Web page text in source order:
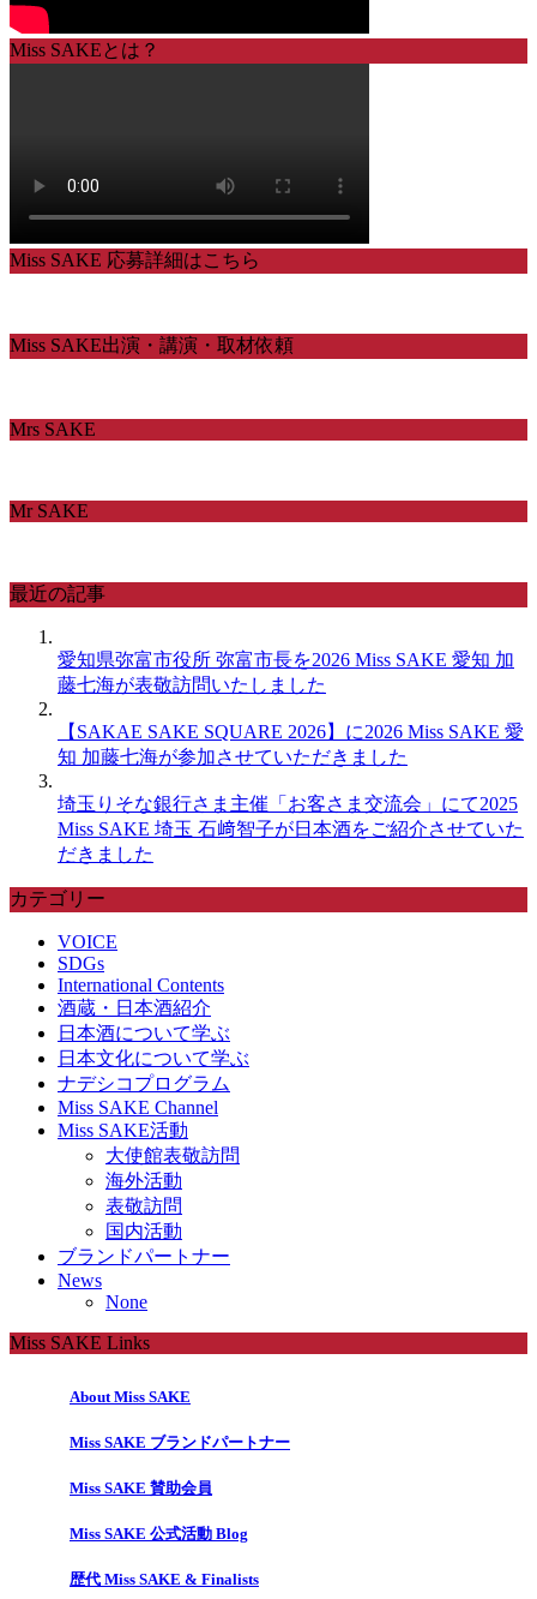
Miss SAKEとは？
Miss SAKE 応募詳細はこちら
Miss SAKE出演・講演・取材依頼
Mrs SAKE
Mr SAKE
最近の記事
愛知県弥富市役所 弥富市長を2026 Miss SAKE 愛知 加
藤七海が表敬訪問いたしました
【SAKAE SAKE SQUARE 2026】に2026 Miss SAKE 愛
知 加藤七海が参加させていただきました
埼玉りそな銀行さま主催「お客さま交流会」にて2025
Miss SAKE 埼玉 石﨑智子が日本酒をご紹介させていた
だきました
カテゴリー
VOICE
SDGs
International Contents
酒蔵・日本酒紹介
日本酒について学ぶ
日本文化について学ぶ
ナデシコプログラム
Miss SAKE Channel
Miss SAKE活動
大使館表敬訪問
海外活動
表敬訪問
国内活動
ブランドパートナー
News
None
Miss SAKE Links
About Miss SAKE
Miss SAKE ブランドパートナー
Miss SAKE 賛助会員
Miss SAKE 公式活動 Blog
歴代 Miss SAKE & Finalists